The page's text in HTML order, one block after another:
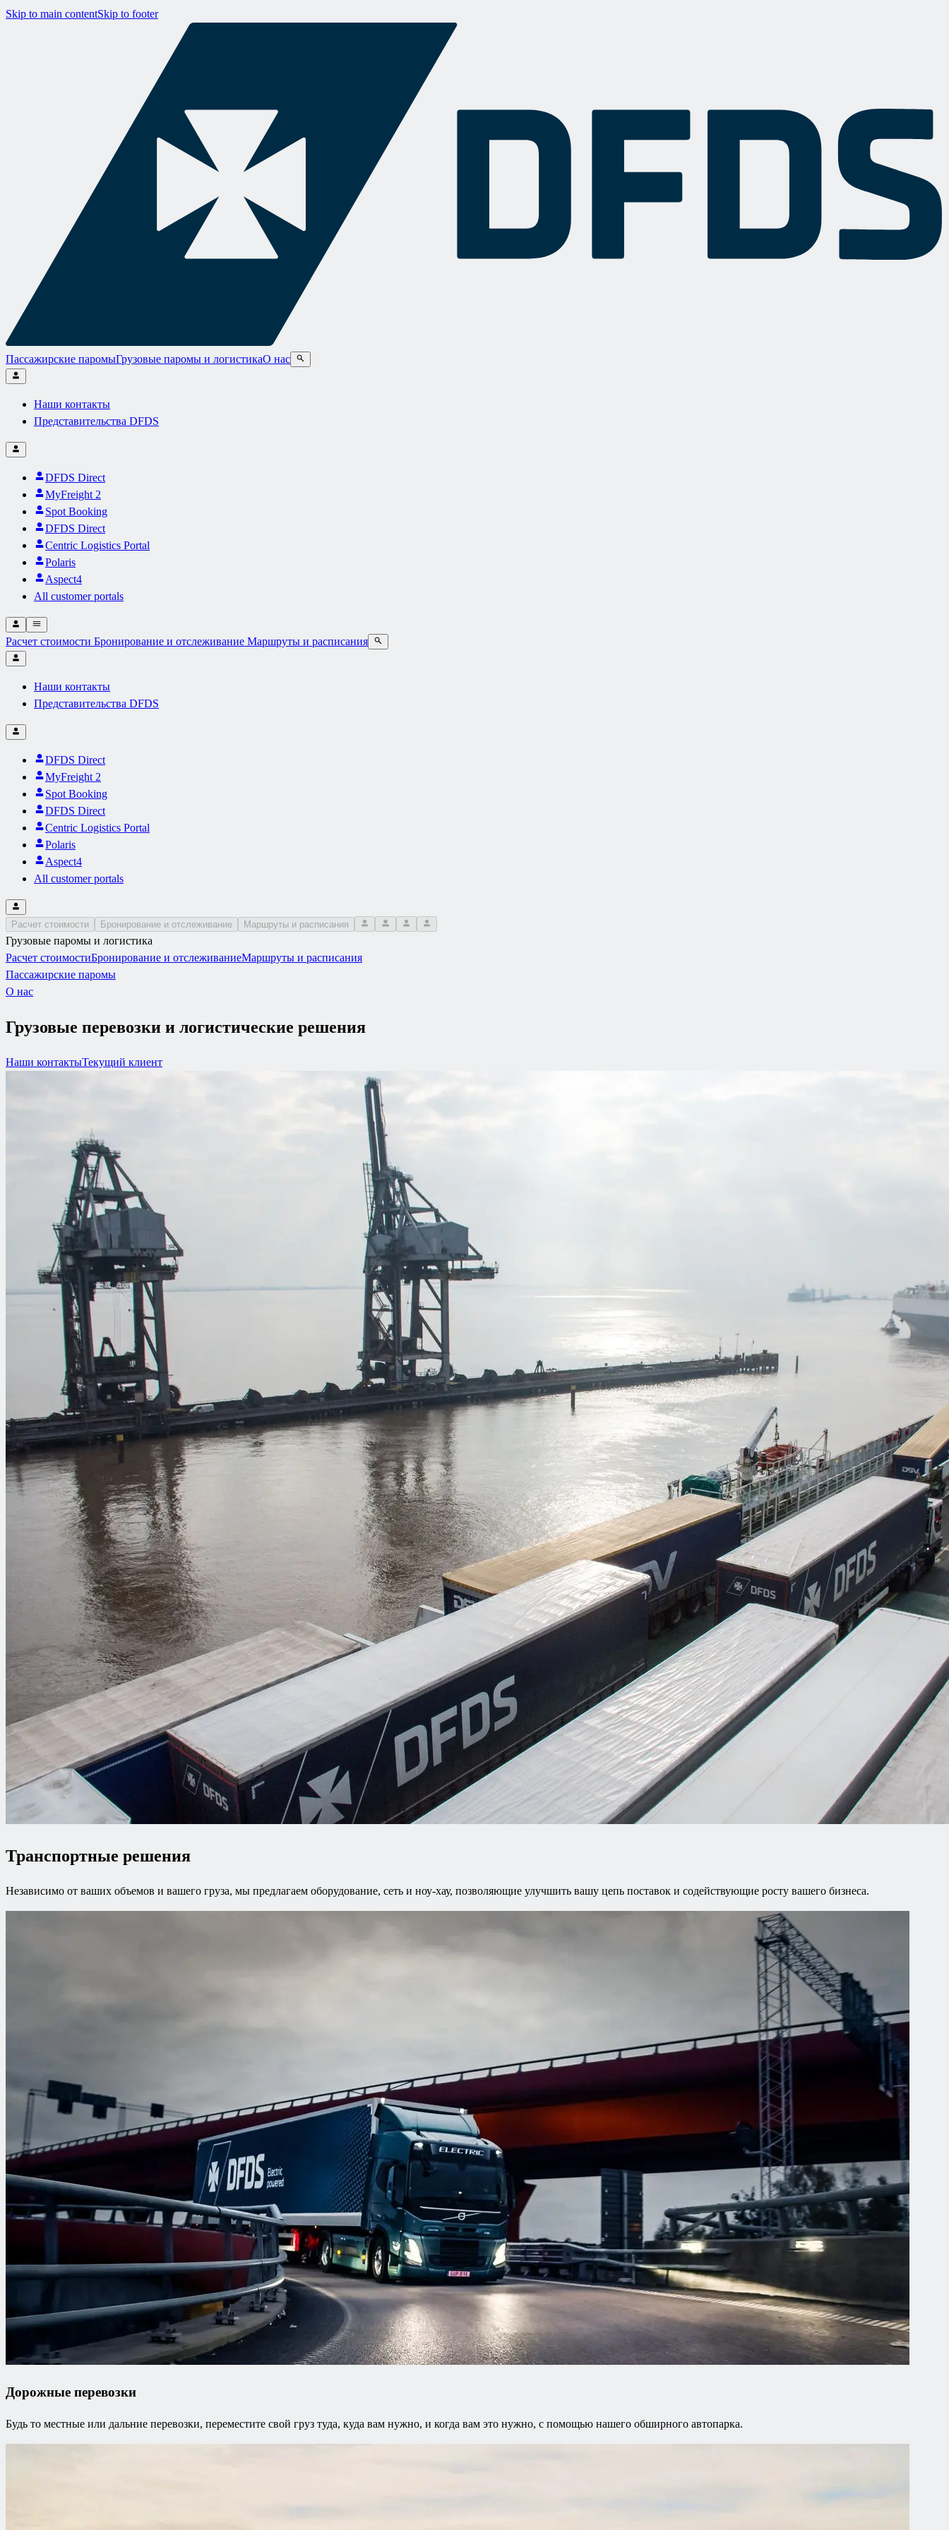
Skip to main contentSkip to footer
Пассажирские паромыГрузовые паромы и логистикаО нас
Наши контакты
Представительства DFDS
DFDS Direct
MyFreight 2
Spot Booking
DFDS Direct
Centric Logistics Portal
Polaris
Aspect4
All customer portals
Расчет стоимости Бронирование и отслеживание Маршруты и расписания
Наши контакты
Представительства DFDS
DFDS Direct
MyFreight 2
Spot Booking
DFDS Direct
Centric Logistics Portal
Polaris
Aspect4
All customer portals
Расчет стоимости Бронирование и отслеживание Маршруты и расписания
Грузовые паромы и логистика
Расчет стоимостиБронирование и отслеживаниеМаршруты и расписания
Пассажирские паромы
О нас
Грузовые перевозки и логистические решения
Наши контактыТекущий клиент
Транспортные решения
Независимо от ваших объемов и вашего груза, мы предлагаем оборудование, сеть и ноу-хау, позволяющие улучшить вашу цепь поставок и содействующие росту вашего бизнеса.
Дорожные перевозки
Будь то местные или дальние перевозки, переместите свой груз туда, куда вам нужно, и когда вам это нужно, с помощью нашего обширного автопарка.